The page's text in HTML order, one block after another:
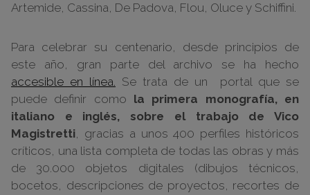
Artemide, Cassina, De Padova, Flou, Oluce y Schiffini.
Para celebrar su centenario, desde principios de
este año, gran parte del archivo se ha hecho
accesible en línea. Se trata de un portal que se
puede definir como la primera monografía, en
italiano e inglés, sobre el trabajo de Vico
Magistretti, gracias a unos 400 perfiles históricos
críticos, una lista completa de todas las obras y más
de 30.000 objetos digitales (dibujos técnicos,
bocetos, descripciones de proyectos, recortes de